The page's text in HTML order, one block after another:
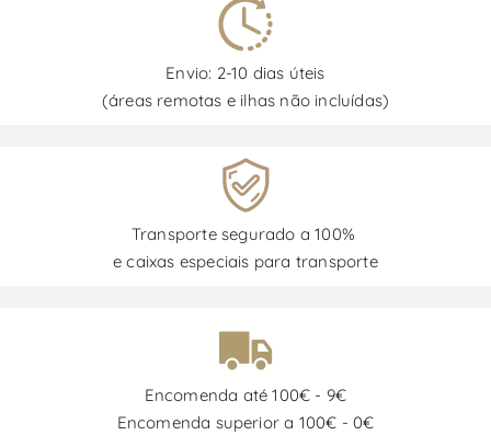
Envio: 2-10 dias úteis
(áreas remotas e ilhas não incluídas)
Transporte segurado a 100%
e caixas especiais para transporte
Encomenda até 100€ - 9€
Encomenda superior a 100€ - 0€